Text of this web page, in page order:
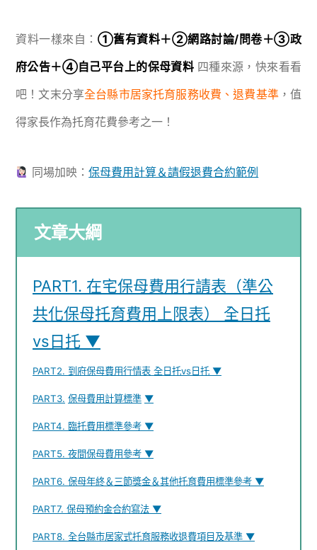
資料一樣來自： ①舊有資料＋②網路討論/問卷＋③政
府公告＋④自己平台上的保母資料 四種來源，快來看看
吧！文末分享全台縣市居家托育服務收費、退費基準，值
得家長作為托育花費參考之一！
同場加映：保母費用計算＆請假退費合約範例
文章大綱
PART1. 在宅保母費用行請表（準公
共化保母托育費用上限表） 全日托
vs日托 ▼
PART2. 到府保母費用行情表 全日托vs日托 ▼
PART3. 保母費用計算標準 ▼
PART4. 臨托費用標準參考 ▼
PART5. 夜間保母費用參考 ▼
PART6. 保母年終＆三節獎金＆其他托育費用標準參考 ▼
PART7. 保母預約金合約寫法 ▼
PART8. 全台縣市居家式托育服務收退費項目及基準 ▼